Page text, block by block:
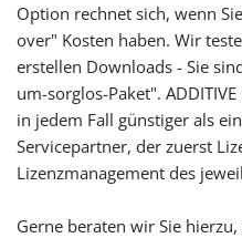
Option rechnet sich, wenn
over" Kosten haben. Wir
erstellen Downloads - Sie
um-sorglos-Paket".
in jedem Fall günstiger als
Servicepartner, der zuerst
Lizenzmanagement des
Gerne beraten wir Sie